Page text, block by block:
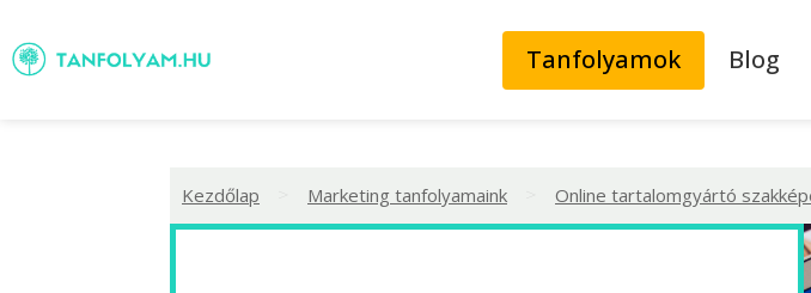
Tanfolyamok Blog
Kezdőlap Marketing tanfolyamaink Online tartalomgyártó